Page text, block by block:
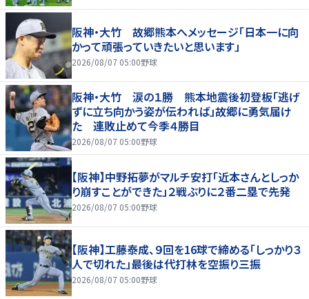
阪神・大竹 故郷熊本へメッセージ「日本一に向
かって頑張っていきたいと思います」
2026/08/07 05:00野球
阪神・大竹 涙の１勝 熊本地震後初登板「逃げ
ずに立ち向かう姿が伝われば」故郷に勇気届け
た 連敗止めて今季４勝目
2026/08/07 05:00野球
【阪神】中野拓夢がマルチ安打「近本さんとしっか
り崩すことができた」２戦ぶりに２番二塁で先発
2026/08/07 05:00野球
【阪神】工藤泰成、９回を16球で締める「しっかり３
人で切れた」最後は代打林を空振り三振
2026/08/07 05:00野球